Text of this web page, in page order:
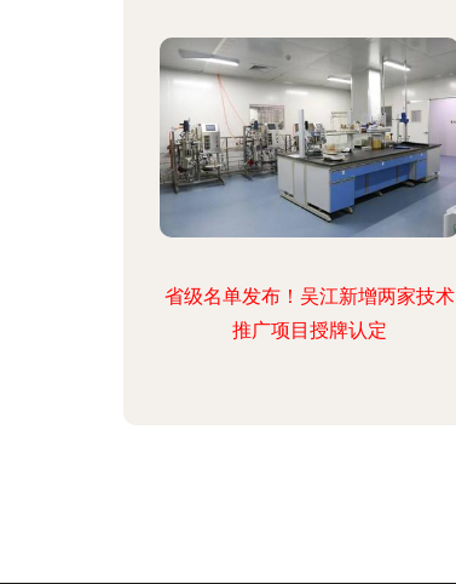
省级名单发布！吴江新增两家技术
推广项目授牌认定